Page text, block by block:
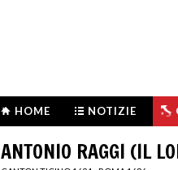
HOME NOTIZIE
ANTONIO RAGGI (IL